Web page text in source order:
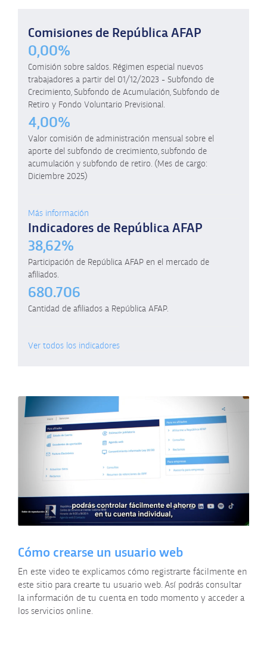
Comisiones de República AFAP
0,00%
Comisión sobre saldos. Régimen especial nuevos
trabajadores a partir del 01/12/2023 - Subfondo de
Crecimiento, Subfondo de Acumulación, Subfondo de
Retiro y Fondo Voluntario Previsional.
4,00%
Valor comisión de administración mensual sobre el
aporte del subfondo de crecimiento, subfondo de
acumulación y subfondo de retiro. (Mes de cargo:
Diciembre 2025)
Más información
Indicadores de República AFAP
38,62%
Participación de República AFAP en el mercado de
afiliados.
680.706
Cantidad de afiliados a República AFAP.
Ver todos los indicadores
Cómo crearse un usuario web
En este video te explicamos cómo registrarte fácilmente en
este sitio para crearte tu usuario web. Así podrás consultar
la información de tu cuenta en todo momento y acceder a
los servicios online.